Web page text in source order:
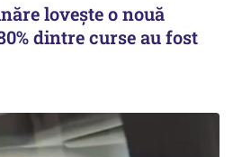
lovește o nouă
dintre curse au fost